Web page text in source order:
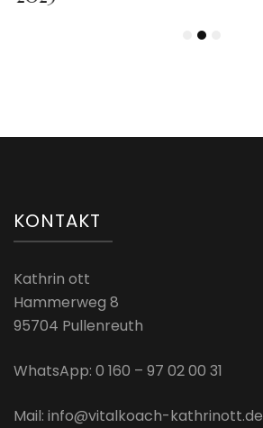
KONTAKT
Kathrin ott
Hammerweg 8
95704 Pullenreuth
WhatsApp: 0 160 – 97 02 00 31
Mail: info@vitalkoach-kathrinott.de